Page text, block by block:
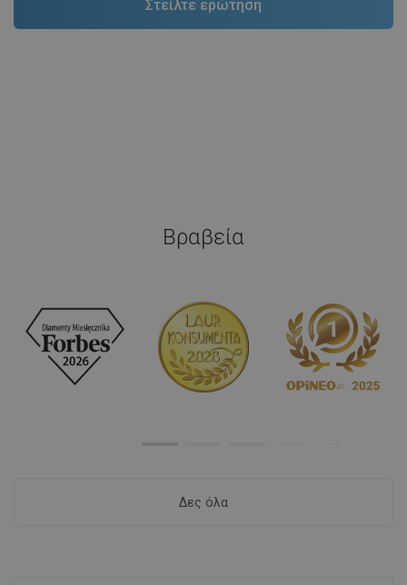
Βραβεία
Δες όλα